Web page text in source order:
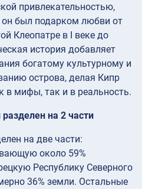
привлекательностью,
он был подарком любви от
Клеопатре в I веке до
история добавляет
богатому культурному и
острова, делая Кипр
в мифы, так и в реальность.
на 2 части
на две части:
около 59%
Республику Северного
36% земли. Остальные